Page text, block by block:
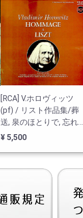
[RCA] V.ホロヴィッツ
(pf) / リスト作品集/葬
送, 泉のほとりで, 忘れら
れたワルツ1番 他
¥ 5,500